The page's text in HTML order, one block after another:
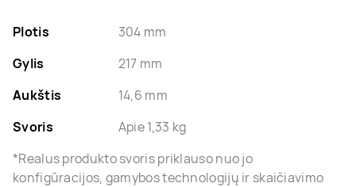
Plotis
304 mm
Gylis
217 mm
Aukštis
14,6 mm
Svoris
Apie 1,33 kg
*Realus produkto svoris priklauso nuo jo
konfigūracijos, gamybos technologijų ir skaičiavimo